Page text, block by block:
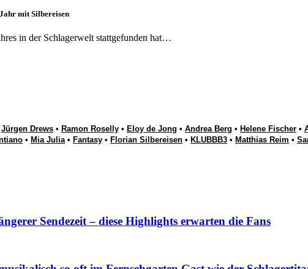
mit Silbereisen
in der Schlagerwelt stattgefunden hat…
Jürgen Drews • Ramon Roselly • Eloy de Jong • Andrea Berg • Helene Fischer •
• Mia Julia• Fantasy • Florian Silbereisen • KLUBBB3 • Matthias Reim •
Sendezeit – diese Highlights erwarten die Fans